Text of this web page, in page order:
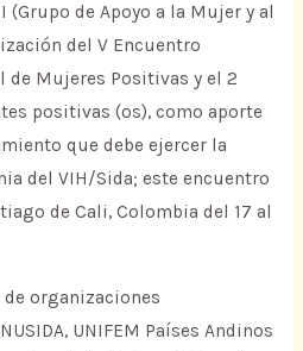
(Grupo de Apoyo a la Mujer y al
del V Encuentro
de Mujeres Positivas y el 2
positivas (os), como aporte
que debe ejercer la
del VIH/Sida; este encuentro
de Cali, Colombia del 17 al
organizaciones
UNIFEM Países Andinos